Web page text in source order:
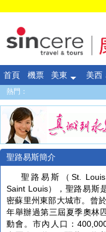
首頁 機票 美東 美西
熱門：
聖路易斯簡介
聖路易斯（St.
Saint Louis），聖路易斯
密蘇里州東部大城市。曾
年舉辦過第三屆夏季奧林
動會。市內人口：